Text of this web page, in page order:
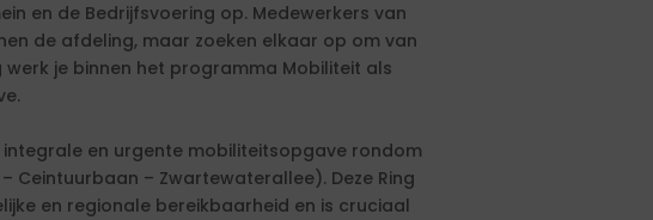
en de Bedrijfsvoering op. Medewerkers van
de afdeling, maar zoeken elkaar op om van
je binnen het programma Mobiliteit als
en urgente mobiliteitsopgave rondom
Ceintuurbaan – Zwartewaterallee). Deze Ring
en regionale bereikbaarheid en is cruciaal